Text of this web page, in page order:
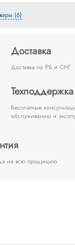
(6)
Доставка
Доставка по РБ и СНГ
Техподдержка
Бесплатные
обслуживанию и
на всю продукцию